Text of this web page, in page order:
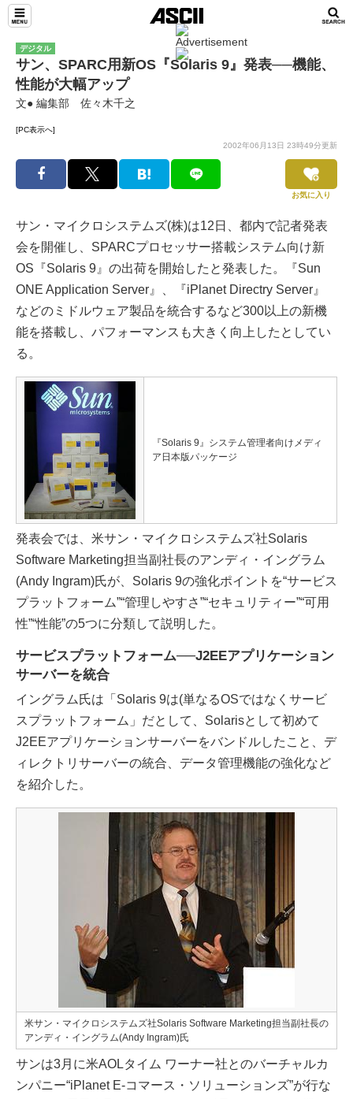
デジタル
サン、SPARC用新OS『Solaris 9』発表──機能、
性能が大幅アップ
文● 編集部 佐々木千之
[PC表示へ]
2002年06月13日 23時49分更新
お気に入り
サン・マイクロシステムズ(株)は12日、都内で記者発表
会を開催し、SPARCプロセッサー搭載システム向け新
OS『Solaris 9』の出荷を開始したと発表した。『Sun
ONE Application Server』、『iPlanet Directry Server』
などのミドルウェア製品を統合するなど300以上の新機
能を搭載し、パフォーマンスも大きく向上したとしてい
る。
『Solaris 9』システム管理者向けメディ
ア日本版パッケージ
発表会では、米サン・マイクロシステムズ社Solaris
Software Marketing担当副社長のアンディ・イングラム
(Andy Ingram)氏が、Solaris 9の強化ポイントを“サービス
プラットフォーム”“管理しやすさ”“セキュリティー”“可用
性”“性能”の5つに分類して説明した。
サービスプラットフォーム──J2EEアプリケーション
サーバーを統合
イングラム氏は「Solaris 9は(単なるOSではなくサービ
スプラットフォーム」だとして、Solarisとして初めて
J2EEアプリケーションサーバーをバンドルしたこと、デ
ィレクトリサーバーの統合、データ管理機能の強化など
を紹介した。
米サン・マイクロシステムズ社Solaris Software Marketing担当副社長の
アンディ・イングラム(Andy Ingram)氏
サンは3月に米AOLタイム ワーナー社とのバーチャルカ
ンパニー“iPlanet E-コマース・ソリューションズ”が行な